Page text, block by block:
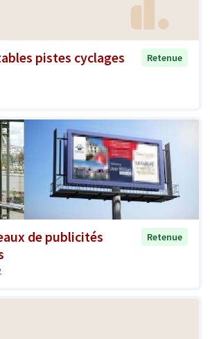
pistes cyclages
Retenue
de publicités
Retenue